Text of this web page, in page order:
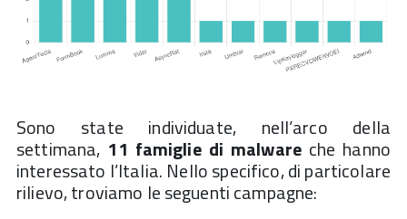
Sono state individuate, nell’arco della
settimana, 11 famiglie di malwareche hanno
interessato l’Italia. Nello specifico, di particolare
rilievo, troviamo le seguenti campagne: